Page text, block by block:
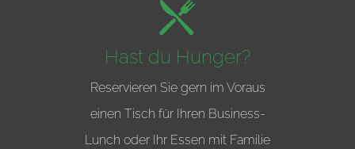
Hast du Hunger?
Reservieren Sie gern im Voraus
einen Tisch für Ihren Business-
Lunch oder Ihr Essen mit Familie